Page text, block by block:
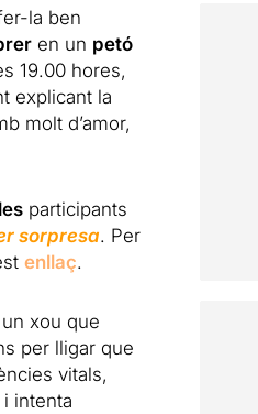
la ben
en un petó
19.00 hores,
explicant la
molt d’amor,
participants
sorpresa. Per
enllaç.
xou que
per lligar que
vitals,
intenta